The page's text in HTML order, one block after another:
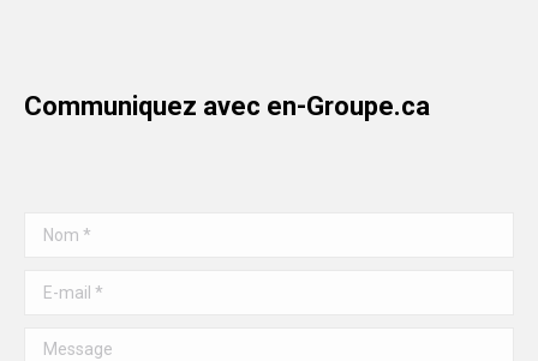
Communiquez avec en-Groupe.ca
Nom *
E-mail *
Message